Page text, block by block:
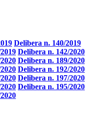
Delibera n. 140/2019
Delibera n. 142/2020
Delibera n. 189/2020
Delibera n. 192/2020
Delibera n. 197/2020
Delibera n. 195/2020